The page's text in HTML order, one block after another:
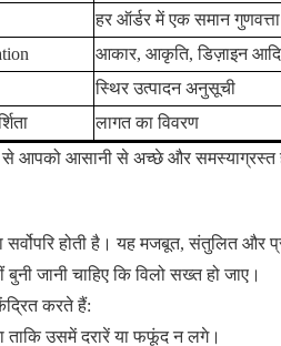
हर ऑर्डर में एक समान गुणवत्ता
आकार, आकृति, डिज़ाइन
स्थिर उत्पादन अनुसूची
लागत का विवरण
आपको आसानी से अच्छे और समस्याग्रस्त
होती है। यह मजबूत, संतुलित और
जानी चाहिए कि विलो सख्त हो जाए।
करते हैं:
ताकि उसमें दरारें या फफूंद न लगे।